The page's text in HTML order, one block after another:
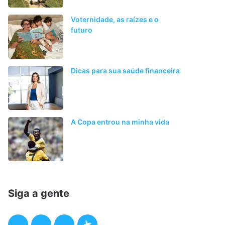
Voternidade, as raízes e o
futuro
Dicas para sua saúde financeira
A Copa entrou na minha vida
Siga a gente